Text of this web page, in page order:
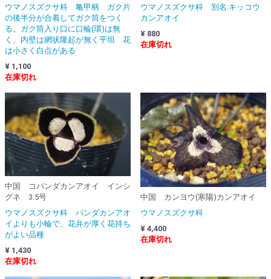
ウマノスズクサ科 亀甲柄 ガク片
の後半分が合着してガク筒をつく
る。ガク筒入り口に口輪(環)は無
く、内壁は網状隆起が無く平坦 花
は小さく白点がある
¥ 1,100
在庫切れ
ウマノスズクサ科 別名:キッコウ
カンアオイ
¥ 880
在庫切れ
中国 コパンダカンアオイ インシ
グネ 3.5号
ウマノスズクサ科 パンダカンアオ
イよりも小輪で、花弁が厚く花持ち
がよい品種
¥ 1,430
在庫切れ
中国 カンヨウ(寒陽)カンアオイ
ウマノスズクサ科
¥ 4,400
在庫切れ